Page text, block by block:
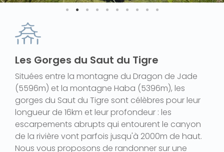
Les Gorges du Saut du Tigre
Situées entre la montagne du Dragon de Jade
(5596m) et la montagne Haba (5396m), les
gorges du Saut du Tigre sont célèbres pour leur
longueur de 16km et leur profondeur : les
escarpements abrupts qui entourent le canyon
de la rivière vont parfois jusqu'à 2000m de haut.
Nous vous proposons de randonner sur une